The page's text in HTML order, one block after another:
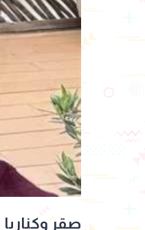
صقر وكناريا